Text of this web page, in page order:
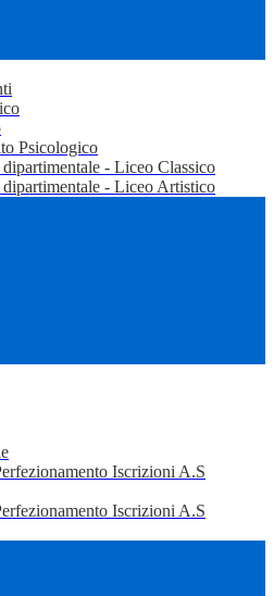
Psicologico
- Liceo Classico
dipartimentale - Liceo Artistico
Iscrizioni A.S
Iscrizioni A.S